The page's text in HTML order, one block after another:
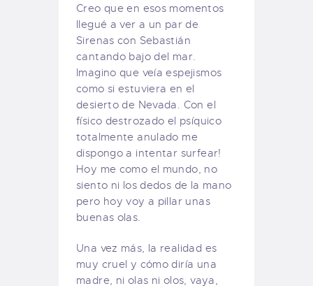
Creo que en esos momentos
llegué a ver a un par de
Sirenas con Sebastián
cantando bajo del mar.
Imagino que veía espejismos
como si estuviera en el
desierto de Nevada. Con el
físico destrozado el psíquico
totalmente anulado me
dispongo a intentar surfear!
Hoy me como el mundo, no
siento ni los dedos de la mano
pero hoy voy a pillar unas
buenas olas.
Una vez más, la realidad es
muy cruel y cómo diría una
madre, ni olas ni olos, vaya,